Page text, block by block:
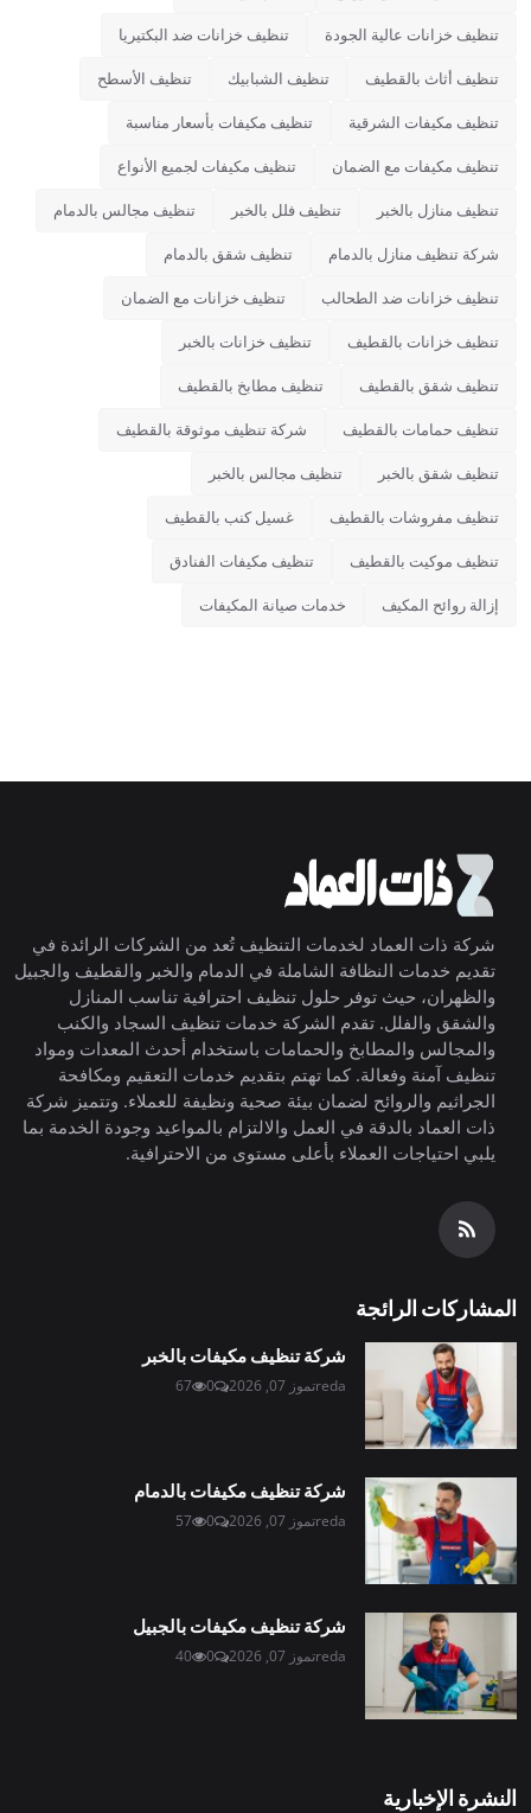
تنظيف خزانات عالية الجودة تنظيف خزانات ضد البكتيريا
تنظيف أثاث بالقطيف تنظيف الشبابيك تنظيف الأسطح
تنظيف مكيفات الشرقية تنظيف مكيفات بأسعار مناسبة
تنظيف مكيفات مع الضمان تنظيف مكيفات لجميع الأنواع
تنظيف منازل بالخبر تنظيف فلل بالخبر تنظيف مجالس بالدمام
شركة تنظيف منازل بالدمام تنظيف شقق بالدمام
تنظيف خزانات ضد الطحالب تنظيف خزانات مع الضمان
تنظيف خزانات بالقطيف تنظيف خزانات بالخبر
تنظيف شقق بالقطيف تنظيف مطابخ بالقطيف
تنظيف حمامات بالقطيف شركة تنظيف موثوقة بالقطيف
تنظيف شقق بالخبر تنظيف مجالس بالخبر
تنظيف مفروشات بالقطيف غسيل كنب بالقطيف
تنظيف موكيت بالقطيف تنظيف مكيفات الفنادق
إزالة روائح المكيف خدمات صيانة المكيفات
شركة ذات العماد لخدمات التنظيف تُعد من الشركات الرائدة في
تقديم خدمات النظافة الشاملة في الدمام والخبر والقطيف والجبيل
والظهران، حيث توفر حلول تنظيف احترافية تناسب المنازل
والشقق والفلل. تقدم الشركة خدمات تنظيف السجاد والكنب
والمجالس والمطابخ والحمامات باستخدام أحدث المعدات ومواد
تنظيف آمنة وفعالة. كما تهتم بتقديم خدمات التعقيم ومكافحة
الجراثيم والروائح لضمان بيئة صحية ونظيفة للعملاء. وتتميز شركة
ذات العماد بالدقة في العمل والالتزام بالمواعيد وجودة الخدمة بما
يلبي احتياجات العملاء بأعلى مستوى من الاحترافية.
المشاركات الرائجة
شركة تنظيف مكيفات بالخبر
redaتموز 07, 2026 0
67
شركة تنظيف مكيفات بالدمام
redaتموز 07, 2026 0
57
شركة تنظيف مكيفات بالجبيل
redaتموز 07, 2026 0
40
النشرة الإخبارية